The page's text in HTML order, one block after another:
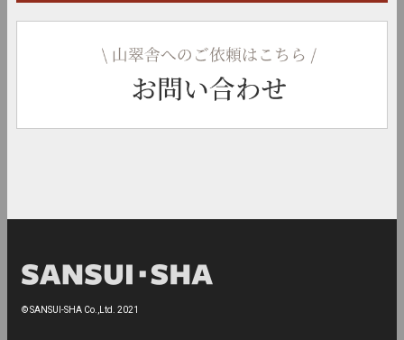
© SANSUI-SHA Co.,Ltd. 2021